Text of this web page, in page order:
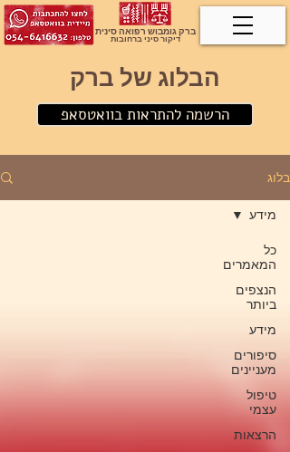
ברק גומבוש רפואה סינית
דיקור סיני ברחובות
הבלוג של ברק
הרשמה להתראות בוואטסאפ
בלוג
כל
המאמרים
הנצפים
ביותר
מידע
סיפורים
מעניינים
טיפול
עצמי
הרצאות
מידע